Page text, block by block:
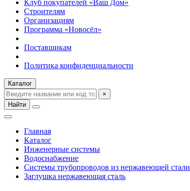
Клуб покупателей «Ваш Дом»
Строителям
Организациям
Программа «Новосёл»
Поставщикам
Политика конфиденциальности
Каталог
×
Найти
Главная
Каталог
Инженерные системы
Водоснабжение
Системы трубопроводов из нержавеющей стали
Заглушка нержавеющая сталь